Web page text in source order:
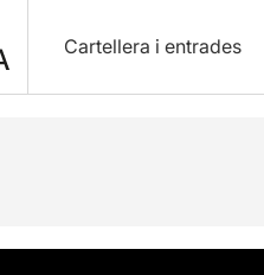
Cartellera i entrades
Fotos i vídeos